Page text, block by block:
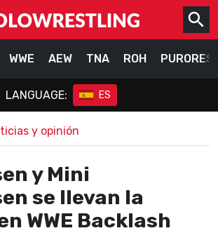
WWE AEW TNA ROH
LANGUAGE: ES
y opinión
y Mini
se llevan la
WWE Backlash